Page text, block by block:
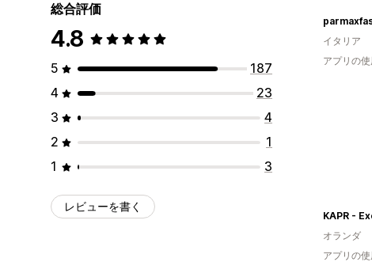
総合評価
4.8
5
187
4
23
3
4
2
1
1
3
レビューを書く
イタリア
アプリの
オランダ
アプリの